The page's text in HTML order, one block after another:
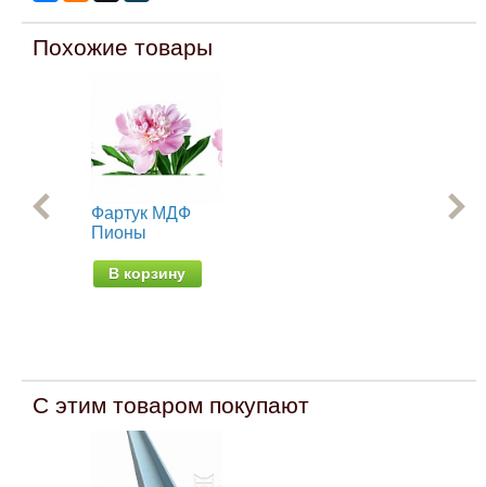
Похожие товары
Фартук МДФ
Пионы
В корзину
С этим товаром покупают